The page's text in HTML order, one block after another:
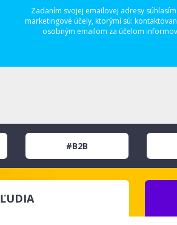
Zadaním svojej emailovej adresy
marketingové účely, ktorými sú:
osobným emailom za účelom
#B2B
ĽUDIA